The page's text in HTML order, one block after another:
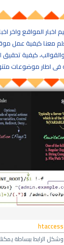
المواقع واخر
معنا كيفية عمل
كيفية تحقيق
فى اطار موضوعات